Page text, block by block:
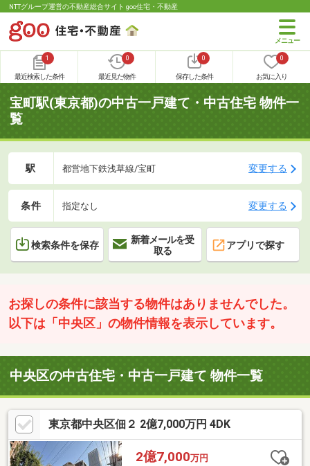
NTTグループ運営の不動産総合サイト goo住宅・不動産
1
最近検索した条件
0
最近見た物件
0
保存した条件
0
お気に入り
宝町駅(東京都)の中古一戸建て・中古住宅 物件一
覧
駅 都営地下鉄浅草線/宝町 変更する
条件 指定なし 変更する
検索条件を保存
新着メールを受
取る
アプリで探す
お探しの条件に該当する物件はありませんでした。
以下は「中央区」の物件情報を表示しています。
中央区の中古住宅・中古一戸建て 物件一覧
東京都中央区佃２ 2億7,000万円 4DK
2億7,000万円